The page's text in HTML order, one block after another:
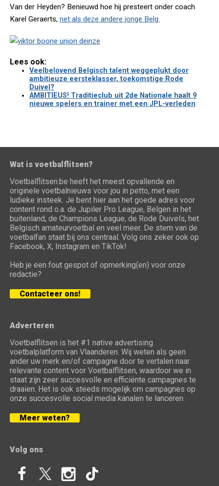
Van der Heyden? Benieuwd hoe hij presteert onder coach
Karel Geraerts, net als deze andere jonge Belg.
Lees ook:
Veelbelovend Belgisch talent weggeplukt door
ambitieuze eersteklasser, toekomstige Rode
Duivel?
AMBITIEUS! Traditieclub uit 2de Nationale haalt 9
nieuwe spelers en trainer met een JPL-verleden
Wat is voetbalflitsen?
Voetbalflitsen.be heeft het meest opvallende en
originele voetbalnieuws voor jou in petto, met een
ludieke insteek. Je bent hier aan het goede adres voor
content rond o.a. de Jupiler Pro League, Belgen in het
buitenland, de Champions League, de Rode Duivels, het
Belgisch amateurvoetbal en veel meer. De stem van de
voetbalfan staat bij ons centraal. Volg ons zeker ook op
Facebook, X, Instagram en TikTok!
Heb je een fout gespot of opmerking(en) voor onze
redactie?
Contacteer ons!
Adverteren
Voetbalflitsen is het #1 native advertising
voetbalplatform van Vlaanderen. Wij weten als geen
ander uw merk en/of campagne door te vertalen naar
relevante content voor Voetbalflitsen, waardoor we in
staat zijn zeer succesvolle en efficiënte campagnes te
draaien. Het is ook steeds mogelijk om campagnes op
onze succesvolle social media kanalen te lanceren.
Meer weten?
Volg ons